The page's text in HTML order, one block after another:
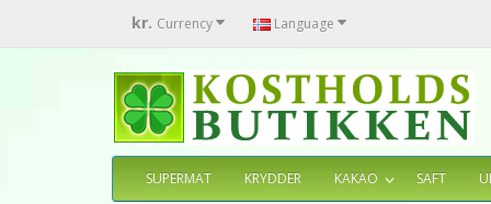
kr. Currency Language
SUPERMAT KRYDDER KAKAO SAFT